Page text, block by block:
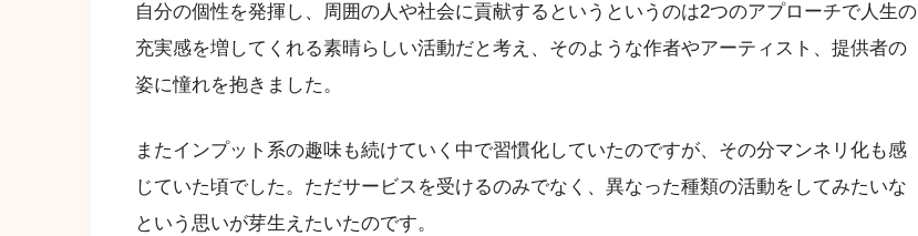
自分の個性を発揮し、周囲の人や社会に貢献するというというのは2つのアプローチで人生の
充実感を増してくれる素晴らしい活動だと考え、そのような作者やアーティスト、提供者の
姿に憧れを抱きました。
またインプット系の趣味も続けていく中で習慣化していたのですが、その分マンネリ化も感
じていた頃でした。ただサービスを受けるのみでなく、異なった種類の活動をしてみたいな
という思いが芽生えたいたのです。